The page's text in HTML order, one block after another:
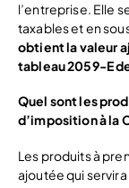
l’entreprise. Elle
taxables et en
obtient la valeur
tableau 2059-E
Quel sont les
d’imposition à la
Les produits à
ajoutée qui servira